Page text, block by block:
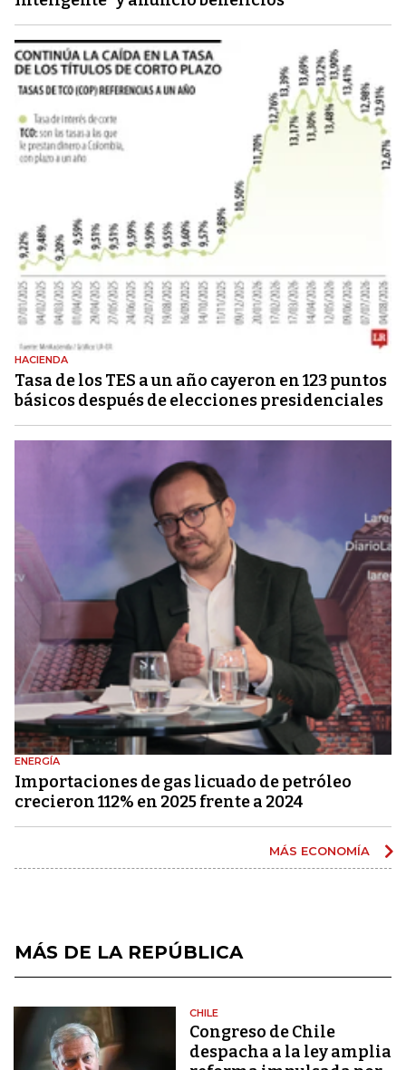
HACIENDA
Tasa de los TES a un año cayeron en 123 puntos
básicos después de elecciones presidenciales
ENERGÍA
Importaciones de gas licuado de petróleo
crecieron 112% en 2025 frente a 2024
MÁS ECONOMÍA
MÁS DE LA REPÚBLICA
CHILE
Congreso de Chile
despacha a la ley amplia